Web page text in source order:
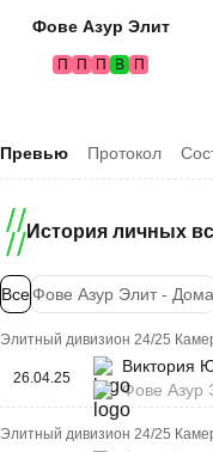
Фове Азур Элит
П П П В П
Превью Протокол
История личных
ВсеФове Азур Элит - Дома
Элитный дивизион 24/25
26.04.25
Виктория
Фове Азур
Элитный дивизион 24/25